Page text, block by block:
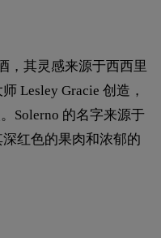
，其灵感来源于西西里
Lesley Gracie 创造，
Solerno 的名字来源于
红色的果肉和浓郁的